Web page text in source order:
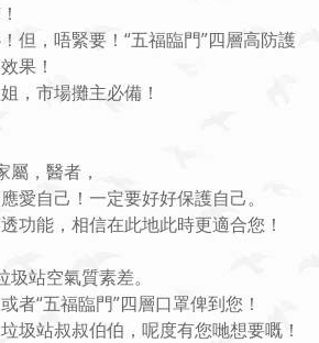
但，唔緊要！“五福臨門”四層高防護
果！
市場攤主必備！
，醫者，
愛自己！一定要好好保護自己。
能，相信在此地此時更適合您！
站空氣質素差。
者“五福臨門”四層口罩俾到您！
站叔叔伯伯，呢度有您哋想要嘅！